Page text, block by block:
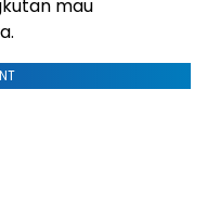
mau